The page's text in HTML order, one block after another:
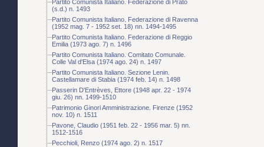
Partito Comunista Italiano. Federazione di Prato
(s.d.) n. 1493
Partito Comunista Italiano. Federazione di Ravenna
(1952 mag. 7 - 1952 set. 18) nn. 1494-1495
Partito Comunista Italiano. Federazione di Reggio
Emilia (1973 ago. 7) n. 1496
Partito Comunista Italiano. Comitato Comunale.
Colle Val d'Elsa (1974 ago. 24) n. 1497
Partito Comunista Italiano. Sezione Lenin.
Castellamare di Stabia (1974 feb. 14) n. 1498
Passerin D'Entrèves, Ettore (1948 apr. 22 - 1974
giu. 26) nn. 1499-1510
Patrimonio Ginori Amministrazione. Firenze (1952
nov. 10) n. 1511
Pavone, Claudio (1951 feb. 22 - 1956 mar. 5) nn.
1512-1516
Pecchioli, Renzo (1974 ago. 2) n. 1517